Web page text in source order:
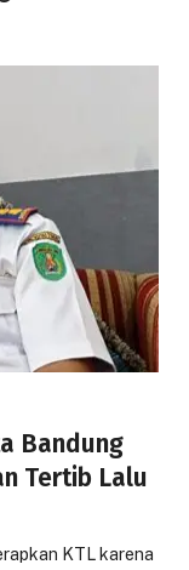
Bandung
Tertib Lalu
KTL karena